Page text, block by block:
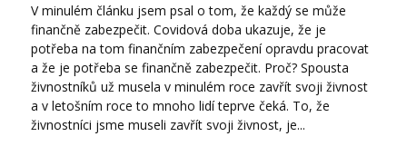
V minulém článku jsem psal o tom, že každý se může
finančně zabezpečit. Covidová doba ukazuje, že je
potřeba na tom finančním zabezpečení opravdu pracovat
a že je potřeba se finančně zabezpečit. Proč? Spousta
živnostníků už musela v minulém roce zavřít svoji živnost
a v letošním roce to mnoho lidí teprve čeká. To, že
živnostníci jsme museli zavřít svoji živnost, je...